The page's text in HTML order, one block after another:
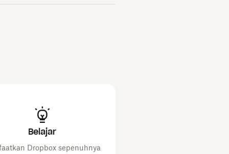
Belajar
Dropbox sepenuhnya